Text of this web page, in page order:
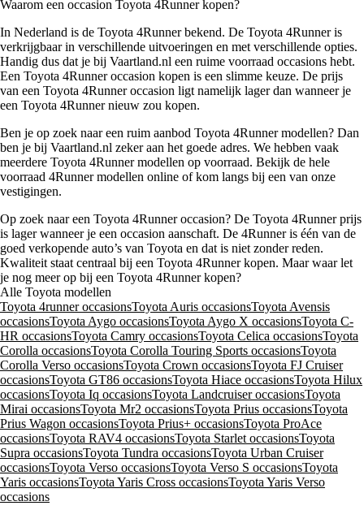
Waarom een occasion Toyota 4Runner kopen?
In Nederland is de Toyota 4Runner bekend. De Toyota 4Runner is
verkrijgbaar in verschillende uitvoeringen en met verschillende opties.
Handig dus dat je bij Vaartland.nl een ruime voorraad occasions hebt.
Een Toyota 4Runner occasion kopen is een slimme keuze. De prijs
van een Toyota 4Runner occasion ligt namelijk lager dan wanneer je
een Toyota 4Runner nieuw zou kopen.
Ben je op zoek naar een ruim aanbod Toyota 4Runner modellen? Dan
ben je bij Vaartland.nl zeker aan het goede adres. We hebben vaak
meerdere Toyota 4Runner modellen op voorraad. Bekijk de hele
voorraad 4Runner modellen online of kom langs bij een van onze
vestigingen.
Op zoek naar een Toyota 4Runner occasion? De Toyota 4Runner prijs
is lager wanneer je een occasion aanschaft. De 4Runner is één van de
goed verkopende auto’s van Toyota en dat is niet zonder reden.
Kwaliteit staat centraal bij een Toyota 4Runner kopen. Maar waar let
je nog meer op bij een Toyota 4Runner kopen?
Alle Toyota modellen
Toyota 4runner occasionsToyota Auris occasionsToyota Avensis
occasionsToyota Aygo occasionsToyota Aygo X occasionsToyota C-
HR occasionsToyota Camry occasionsToyota Celica occasionsToyota
Corolla occasionsToyota Corolla Touring Sports occasionsToyota
Corolla Verso occasionsToyota Crown occasionsToyota FJ Cruiser
occasionsToyota GT86 occasionsToyota Hiace occasionsToyota Hilux
occasionsToyota Iq occasionsToyota Landcruiser occasionsToyota
Mirai occasionsToyota Mr2 occasionsToyota Prius occasionsToyota
Prius Wagon occasionsToyota Prius+ occasionsToyota ProAce
occasionsToyota RAV4 occasionsToyota Starlet occasionsToyota
Supra occasionsToyota Tundra occasionsToyota Urban Cruiser
occasionsToyota Verso occasionsToyota Verso S occasionsToyota
Yaris occasionsToyota Yaris Cross occasionsToyota Yaris Verso
occasions